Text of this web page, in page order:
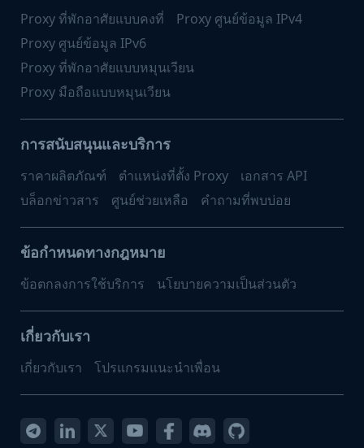
Proxy ที่พักอาศัยแบบคงที่
Proxy ศูนย์ข้อมูล IPv4
Proxy ศูนย์ข้อมูล IPv6
Proxy ที่พักอาศัยแบบหมุนเวียน
Proxy มือถือแบบหมุนเวียน
การสนับสนุนและบริการ
ราคาผลิตภัณฑ์ ตำแหน่งที่ตั้ง Proxy
เอกสาร API
บล็อกข่าวสาร
ศูนย์ช่วยเหลือ คำถามที่พบบ่อย
ข้อกำหนดทางกฎหมาย
ข้อตกลงการใช้บริการ นโยบายความเป็นส่วนตัว
เกี่ยวกับเรา
เกี่ยวกับเรา โปรแกรมแนะนำเพื่อน